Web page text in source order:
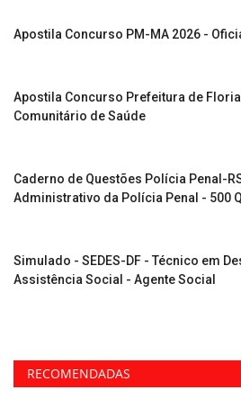
Apostila Concurso PM-MA 2026 -
Apostila Concurso Prefeitura de
Comunitário de Saúde
Caderno de Questões Polícia Penal-
Administrativo da Polícia Penal - 500
Simulado - SEDES-DF - Técnico em
Assistência Social - Agente Social
RECOMENDADAS